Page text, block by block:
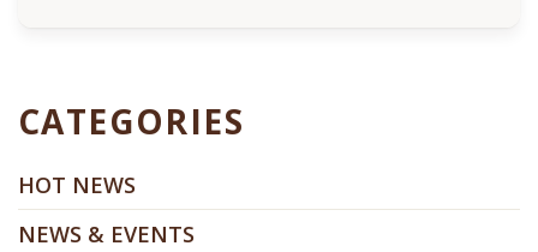
CATEGORIES
HOT NEWS
NEWS & EVENTS